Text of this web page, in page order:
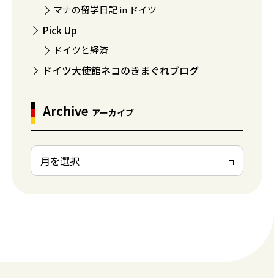
マナの留学日記 in ドイツ
Pick Up
ドイツと経済
ドイツ大使館ネコのきまぐれブログ
Archive アーカイブ